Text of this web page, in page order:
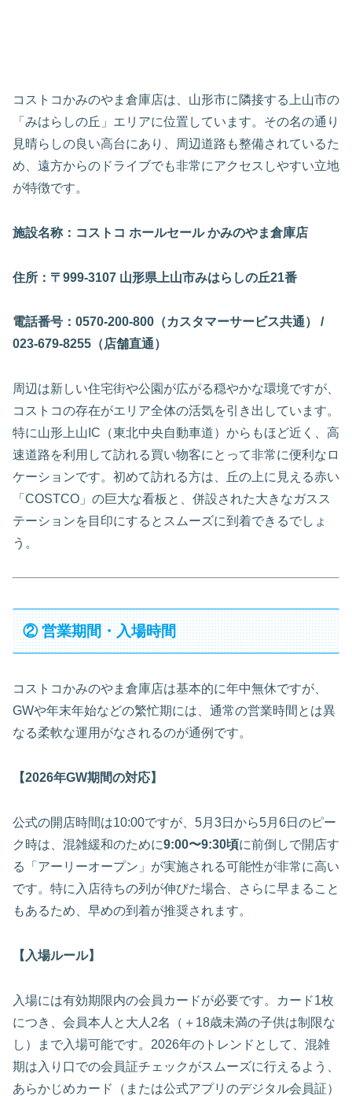
コストコかみのやま倉庫店は、山形市に隣接する上山市の
「みはらしの丘」エリアに位置しています。その名の通り
見晴らしの良い高台にあり、周辺道路も整備されているた
め、遠方からのドライブでも非常にアクセスしやすい立地
が特徴です。
施設名称：コストコ ホールセール かみのやま倉庫店
住所：〒999-3107 山形県上山市みはらしの丘21番
電話番号：0570-200-800（カスタマーサービス共通） /
023-679-8255（店舗直通）
周辺は新しい住宅街や公園が広がる穏やかな環境ですが、
コストコの存在がエリア全体の活気を引き出しています。
特に山形上山IC（東北中央自動車道）からもほど近く、高
速道路を利用して訪れる買い物客にとって非常に便利なロ
ケーションです。初めて訪れる方は、丘の上に見える赤い
「COSTCO」の巨大な看板と、併設された大きなガスス
テーションを目印にするとスムーズに到着できるでしょ
う。
② 営業期間・入場時間
コストコかみのやま倉庫店は基本的に年中無休ですが、
GWや年末年始などの繁忙期には、通常の営業時間とは異
なる柔軟な運用がなされるのが通例です。
【2026年GW期間の対応】
公式の開店時間は10:00ですが、5月3日から5月6日のピー
ク時は、混雑緩和のために9:00〜9:30頃に前倒しで開店す
る「アーリーオープン」が実施される可能性が非常に高い
です。特に入店待ちの列が伸びた場合、さらに早まること
もあるため、早めの到着が推奨されます。
【入場ルール】
入場には有効期限内の会員カードが必要です。カード1枚
につき、会員本人と大人2名（＋18歳未満の子供は制限な
し）まで入場可能です。2026年のトレンドとして、混雑
期は入り口での会員証チェックがスムーズに行えるよう、
あらかじめカード（または公式アプリのデジタル会員証）